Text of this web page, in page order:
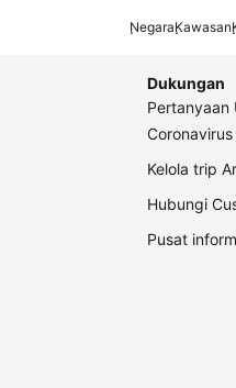
NegaraKawasan
Dukungan
Pertanyaan
Kelola trip
Hubungi
Pusat